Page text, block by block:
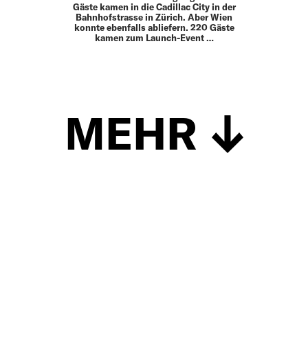
Gäste kamen in die Cadillac City in der
Bahnhofstrasse in Zürich. Aber Wien
konnte ebenfalls abliefern. 220 Gäste
kamen zum Launch-Event …
MEHR